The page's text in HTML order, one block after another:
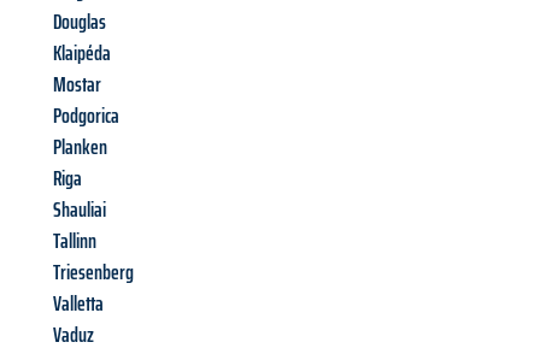
Douglas
Klaipéda
Mostar
Podgorica
Planken
Riga
Shauliai
Tallinn
Triesenberg
Valletta
Vaduz